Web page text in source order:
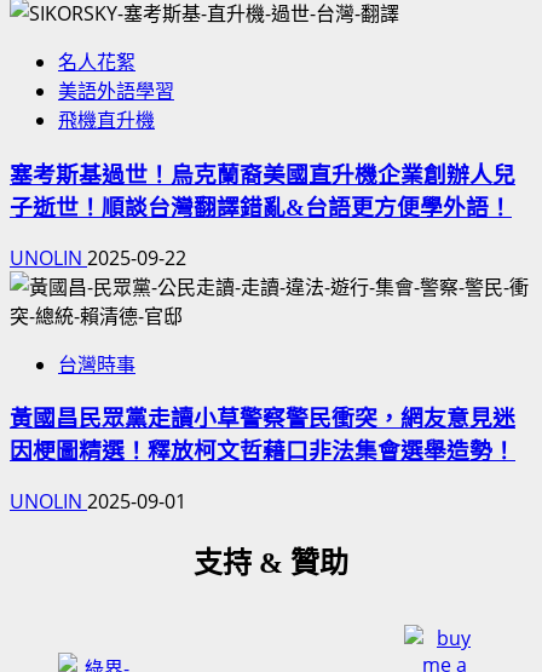
名人花絮
美語外語學習
飛機直升機
塞考斯基過世！烏克蘭裔美國直升機企業創辦人兒
子逝世！順談台灣翻譯錯亂&台語更方便學外語！
UNOLIN 2025-09-22
台灣時事
黃國昌民眾黨走讀小草警察警民衝突，網友意見迷
因梗圖精選！釋放柯文哲藉口非法集會選舉造勢！
UNOLIN 2025-09-01
支持 & 贊助